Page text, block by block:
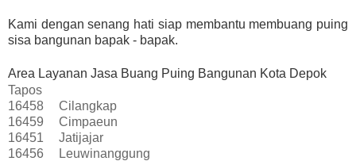
Kami dengan senang hati siap membantu membuang puing
sisa bangunan bapak - bapak.
Area Layanan Jasa Buang Puing Bangunan Kota Depok
Tapos
16458
Cilangkap
16459
Cimpaeun
16451
Jatijajar
16456
Leuwinanggung